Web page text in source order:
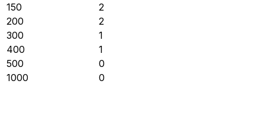
150
2
200
2
300
1
400
1
500
0
1000
0